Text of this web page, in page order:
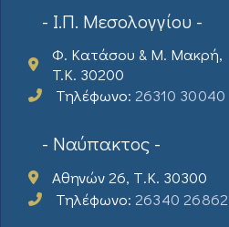
- Ι.Π. Μεσολογγίου -
Φ. Κατάσου & Μ. Μακρή,
T.K. 30200
Τηλέφωνο: 26310 30040
- Ναύπακτος -
Αθηνών 26, Τ.Κ. 30300
Τηλέφωνο: 26340 26862